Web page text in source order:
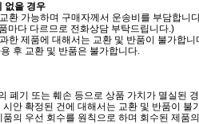
없을 경우
환 가능하며 구매자께서 운송비를 부담합니
마다 다르므로 전화상담 부탁드립니다.)
한 제품에 대해서는 교환 및 반품이 불가합니
후 교환 및 반품은 불가합니다.
폐기 또는 훼손 등으로 상품 가치가 멸실된
안 확정된 건에 대해서는 교환 및 반품이 불
품의 우선 회수를 원칙으로 하며 회수된 제품